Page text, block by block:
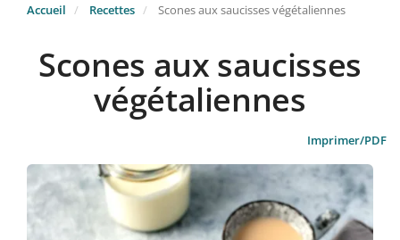
Accueil Recettes Scones aux saucisses végétaliennes
Scones aux saucisses
végétaliennes
Imprimer/PDF